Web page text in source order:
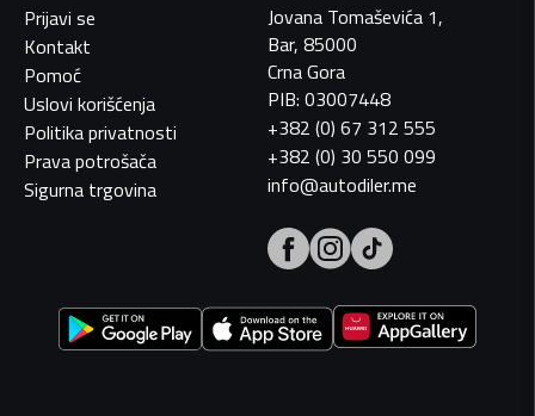
Prijavi se
Kontakt
Pomoć
Uslovi korišćenja
Politika privatnosti
Prava potrošača
Sigurna trgovina
Jovana Tomaševića 1,
Bar, 85000
Crna Gora
PIB: 03007448
+382 (0) 67 312 555
+382 (0) 30 550 099
info@autodiler.me